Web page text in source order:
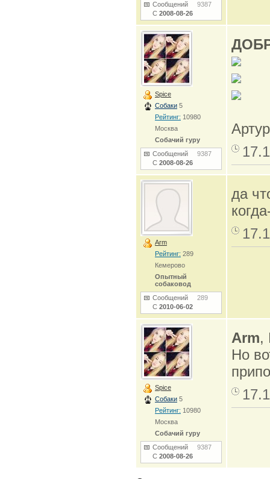
Сообщений 9387
С 2008-08-26
Spice
Собаки 5
Рейтинг: 10980
Москва
Собачий гуру
Сообщений 9387
С 2008-08-26
Arm
Рейтинг: 289
Кемерово
Опытный
собаковод
Сообщений 289
С 2010-06-02
да
Spice
Собаки 5
Рейтинг: 10980
Москва
Собачий гуру
Сообщений 9387
С 2008-08-26
Arm,
Но